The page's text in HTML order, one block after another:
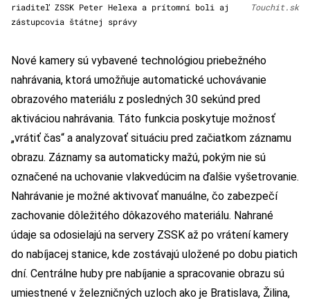
riaditeľ ZSSK Peter Helexa a prítomní boli aj
zástupcovia štátnej správy
Touchit.sk
Nové kamery sú vybavené technológiou priebežného
nahrávania, ktorá umožňuje automatické uchovávanie
obrazového materiálu z posledných 30 sekúnd pred
aktiváciou nahrávania. Táto funkcia poskytuje možnosť
„vrátiť čas“ a analyzovať situáciu pred začiatkom záznamu
obrazu. Záznamy sa automaticky mažú, pokým nie sú
označené na uchovanie vlakvedúcim na ďalšie vyšetrovanie.
Nahrávanie je možné aktivovať manuálne, čo zabezpečí
zachovanie dôležitého dôkazového materiálu. Nahrané
údaje sa odosielajú na servery ZSSK až po vrátení kamery
do nabíjacej stanice, kde zostávajú uložené po dobu piatich
dní. Centrálne huby pre nabíjanie a spracovanie obrazu sú
umiestnené v železničných uzloch ako je Bratislava, Žilina,